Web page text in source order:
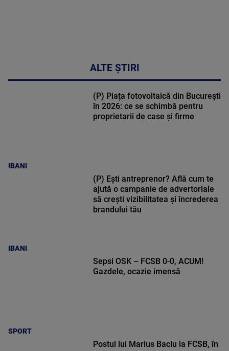
ALTE ȘTIRI
IBANI
(P) Piața fotovoltaică din București
în 2026: ce se schimbă pentru
proprietarii de case și firme
IBANI
(P) Ești antreprenor? Află cum te
ajută o campanie de advertoriale
să crești vizibilitatea și încrederea
brandului tău
SPORT
Sepsi OSK – FCSB 0-0, ACUM!
Gazdele, ocazie imensă
Postul lui Marius Baciu la FCSB, în